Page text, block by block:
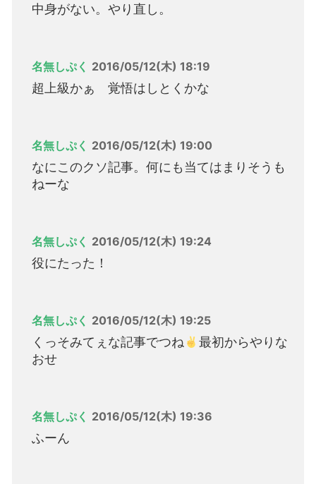
中身がない。やり直し。
名無しぷく 2016/05/12(木) 18:19
超上級かぁ 覚悟はしとくかな
名無しぷく 2016/05/12(木) 19:00
なにこのクソ記事。何にも当てはまりそうも
ねーな
名無しぷく 2016/05/12(木) 19:24
役にたった！
名無しぷく 2016/05/12(木) 19:25
くっそみてぇな記事でつね
最初からやりな
おせ
名無しぷく 2016/05/12(木) 19:36
ふーん